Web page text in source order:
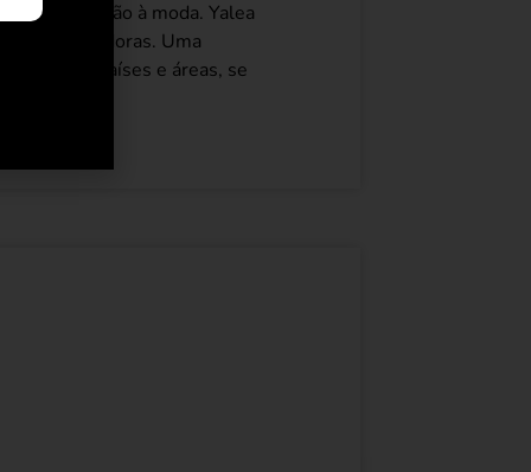
em relação à moda. Yalea
inspiradoras. Uma
países e áreas, se